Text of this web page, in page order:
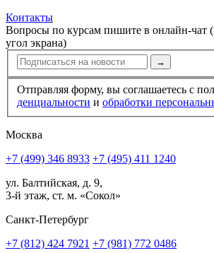
Контакты
Вопросы по курсам пишите в онлайн-чат
угол экрана)
→
Отправляя форму, вы соглашаетесь с
ден­циальности и обработки
Москва
+7 (499) 346 8933 +7 (495) 411 1240
ул. Балтийская, д. 9,
3-й этаж, ст. м. «Сокол»
Санкт-Петербург
+7 (812) 424 7921 +7 (981) 772 0486